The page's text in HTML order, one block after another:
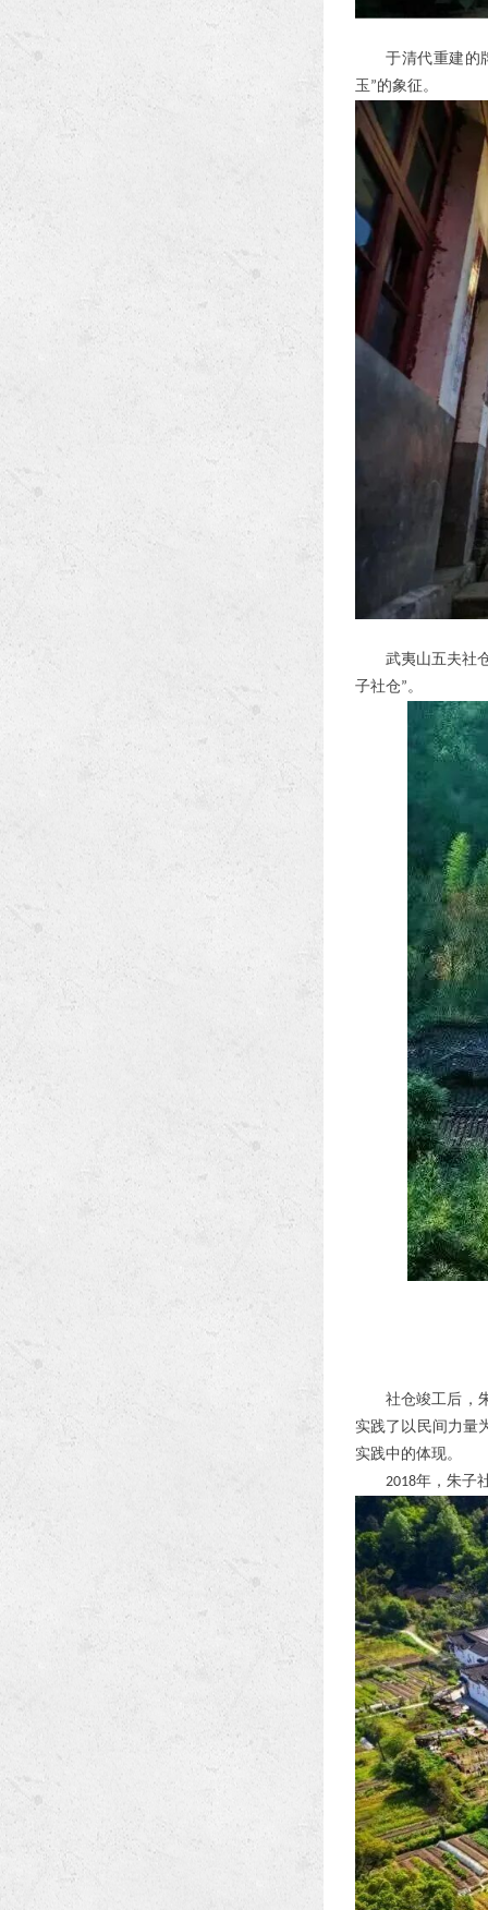
于清代重建的
玉 ”的象征。
武夷山五夫社
子社仓”。
社仓竣工后，
实践了以民间力量
实践中的体现。
2018年，朱子